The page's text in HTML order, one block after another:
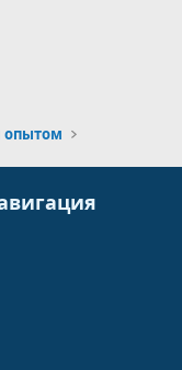
опытом